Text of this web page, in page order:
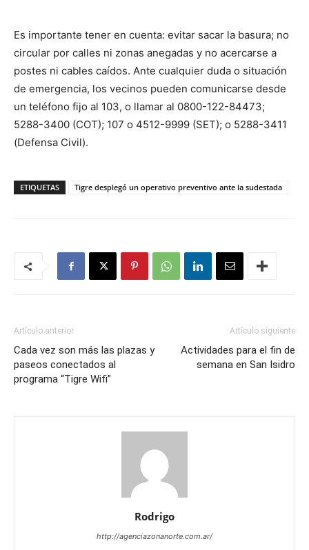
Es importante tener en cuenta: evitar sacar la basura; no
circular por calles ni zonas anegadas y no acercarse a
postes ni cables caídos. Ante cualquier duda o situación
de emergencia, los vecinos pueden comunicarse desde
un teléfono fijo al 103, o llamar al 0800-122-84473;
5288-3400 (COT); 107 o 4512-9999 (SET); o 5288-3411
(Defensa Civil).
ETIQUETAS Tigre desplegó un operativo preventivo ante la sudestada
Artículo anterior
Cada vez son más las plazas y
paseos conectados al
programa “Tigre Wifi”
Artículo siguiente
Actividades para el fin de
semana en San Isidro
Rodrigo
http://agenciazonanorte.com.ar/